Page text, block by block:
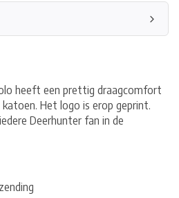
heeft een prettig draagcomfort
katoen. Het logo is erop geprint.
Deerhunter fan in de